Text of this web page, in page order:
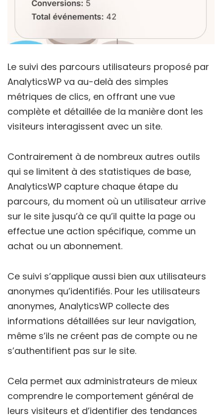
Le suivi des parcours utilisateurs proposé par
AnalyticsWP va au-delà des simples
métriques de clics, en offrant une vue
complète et détaillée de la manière dont les
visiteurs interagissent avec un site.
Contrairement à de nombreux autres outils
qui se limitent à des statistiques de base,
AnalyticsWP capture chaque étape du
parcours, du moment où un utilisateur arrive
sur le site jusqu’à ce qu’il quitte la page ou
effectue une action spécifique, comme un
achat ou un abonnement.
Ce suivi s’applique aussi bien aux utilisateurs
anonymes qu’identifiés. Pour les utilisateurs
anonymes, AnalyticsWP collecte des
informations détaillées sur leur navigation,
même s’ils ne créent pas de compte ou ne
s’authentifient pas sur le site.
Cela permet aux administrateurs de mieux
comprendre le comportement général de
leurs visiteurs et d’identifier des tendances